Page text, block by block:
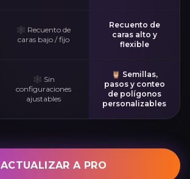
🕸️ Recuento de
caras bajo / fijo
Recuento de
caras alto y
flexible
🕸️ Sin
configuraciones
ajustables
🦉 Semillas,
pasos y conteo
de polígonos
personalizables
ACTUALIZAR A PRO